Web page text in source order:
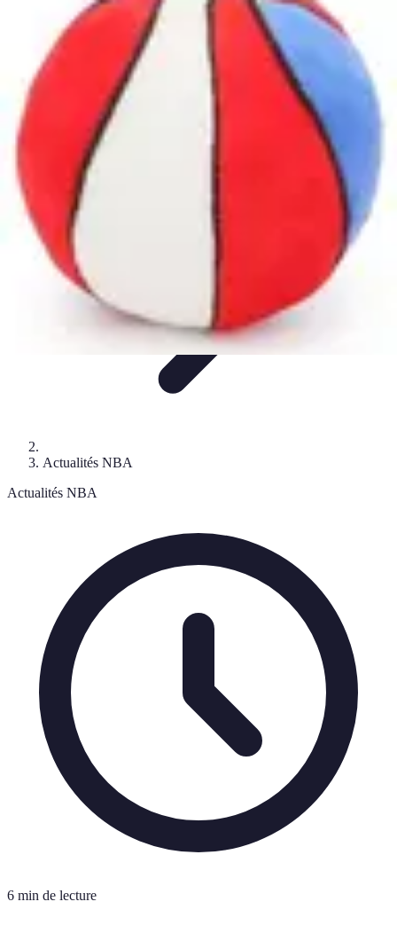
Basket Actu
Analyse et performancesActualités
Analyse des
performances
TendancesAnalyses
Basket Actu
Actualités NBA
Actualités NBA
6 min de lecture